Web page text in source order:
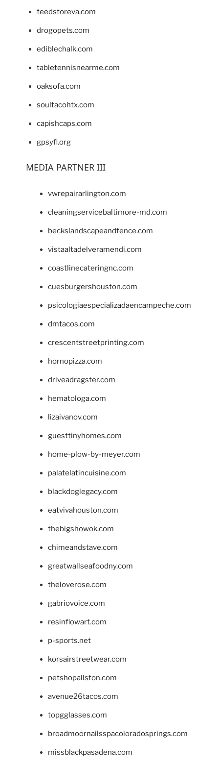
feedstoreva.com
drogopets.com
ediblechalk.com
tabletennisnearme.com
oaksofa.com
soultacohtx.com
capishcaps.com
gpsyfl.org
MEDIA PARTNER III
vwrepairarlington.com
cleaningservicebaltimore-md.com
beckslandscapeandfence.com
vistaaltadelveramendi.com
coastlinecateringnc.com
cuesburgershouston.com
psicologiaespecializadaencampeche.com
dmtacos.com
crescentstreetprinting.com
hornopizza.com
driveadragster.com
hematologa.com
lizaivanov.com
guesttinyhomes.com
home-plow-by-meyer.com
palatelatincuisine.com
blackdoglegacy.com
eatvivahouston.com
thebigshowok.com
chimeandstave.com
greatwallseafoodny.com
theloverose.com
gabriovoice.com
resinflowart.com
p-sports.net
korsairstreetwear.com
petshopallston.com
avenue26tacos.com
topgglasses.com
broadmoornailsspacoloradosprings.com
missblackpasadena.com